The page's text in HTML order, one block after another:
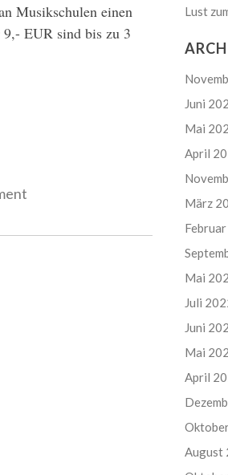
Musikschulen einen
EUR sind bis zu 3
Lust
Juni
Mai
April
März
Mai
Juli
Juni
Mai
April
August